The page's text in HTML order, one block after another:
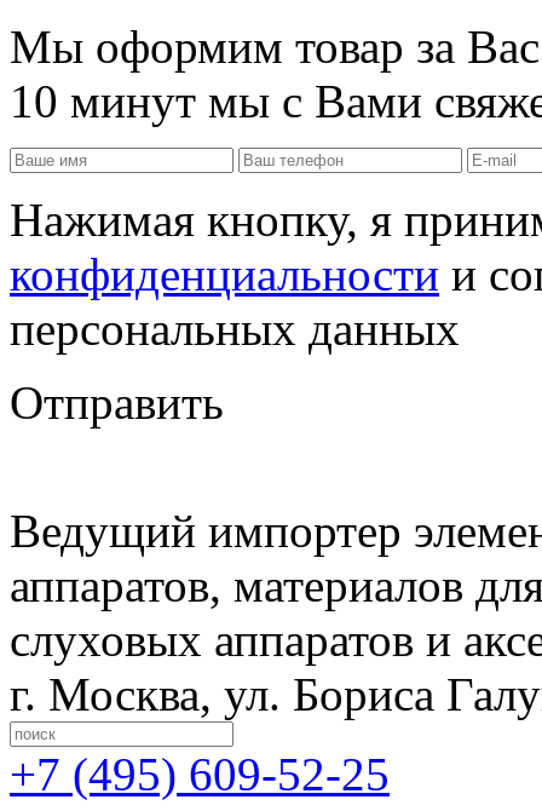
Мы оформим товар за
10 минут мы с Вами
Нажимая кнопку, я
конфиденциальности и
персональных данных
Отправить
Ведущий импортер
аппаратов, материалов
слуховых аппаратов и
г. Москва, ул. Бориса
+7 (495) 609-52-25